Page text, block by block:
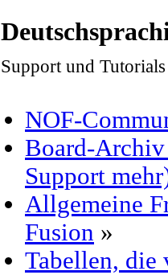
Support und
NOF-
Board-
Support
Allgemeine
Fusion »
Tabellen, die